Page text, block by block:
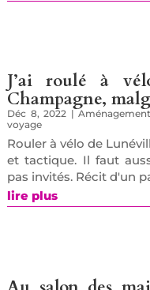
J’ai roulé à
Champagne,
Déc 8, 2022 |
voyage
Rouler à vélo de
et tactique. Il faut
pas invités. Récit d'un
lire plus